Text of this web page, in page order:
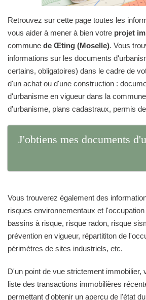
Retrouvez sur cette page toutes les
vous aider à mener à bien votre projet
commune de Œting (Moselle). Vous
informations sur les documents
certains, obligatoires) dans le cadre de
d'un achat ou d'une construction :
d'urbanisme en vigueur dans la
d'urbanisme, plans cadastraux, permis
J'obtiens mes documents
Vous trouverez également des
risques environnementaux et
bassins à risque, risque radon, risque
prévention en vigueur, répartititon de
périmètres de sites industriels, etc.
D'un point de vue strictement immobilier,
liste des transactions immobilières
permettant d'obtenir un aperçu de l'état